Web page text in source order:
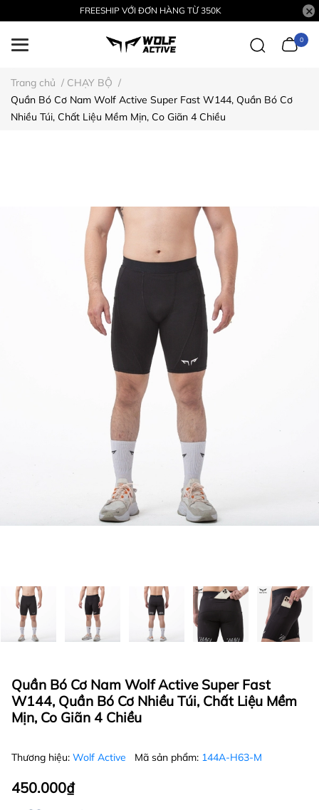
FREESHIP VỚI ĐƠN HÀNG TỪ 350K
0
Trang chủ / CHẠY BỘ /
Quần Bó Cơ Nam Wolf Active Super Fast W144, Quần Bó Cơ
Nhiều Túi, Chất Liệu Mềm Mịn, Co Giãn 4 Chiều
Quần Bó Cơ Nam Wolf Active Super Fast
W144, Quần Bó Cơ Nhiều Túi, Chất Liệu Mềm
Mịn, Co Giãn 4 Chiều
Thương hiệu: Wolf Active Mã sản phẩm: 144A-H63-M
450.000₫